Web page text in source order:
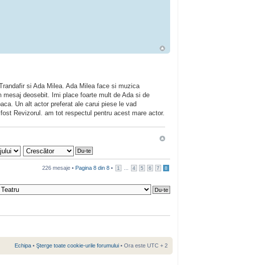
si Ada Milea. Ada Milea face si muzica
deosebit. Imi place foarte mult de Ada si de
Un alt actor preferat ale carui piese le vad
Revizorul. am tot respectul pentru acest mare actor.
226 mesaje • Pagina 8 din 8 • 1 4 5 6 7 8
Echipa • Şterge toate cookie-urile forumului • Ora este UTC + 2